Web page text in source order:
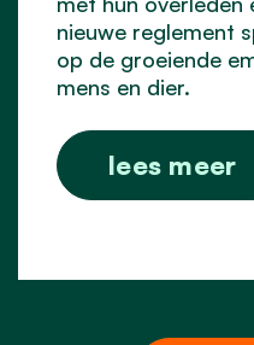
nieuwe reglement
op de groeiende
mens en dier.
lees meer